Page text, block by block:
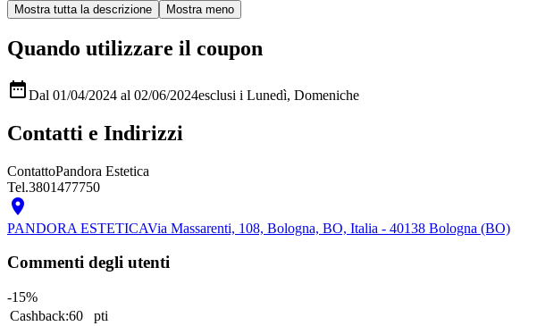
Quando utilizzare il coupon
Dal 01/04/2024 al 02/06/2024esclusi i Lunedì, Domeniche
Contatti e Indirizzi
ContattoPandora Estetica
Tel.3801477750

PANDORA ESTETICAVia Massarenti, 108, Bologna, BO, Italia - 40138 Bologna (BO)
Commenti degli utenti
-15%
Cashback:60
pti